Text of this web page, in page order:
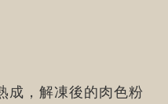
成，解凍後的肉色粉